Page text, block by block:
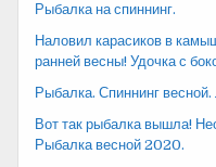
Рыбалка на спиннинг.
Наловил карасиков в
ранней весны! Удочка с
Рыбалка. Спиннинг
Вот так рыбалка вышла!
Рыбалка весной 2020.